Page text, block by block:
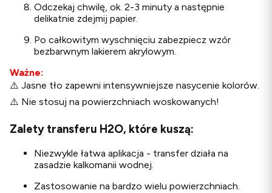
Odczekaj chwilę, ok. 2-3 minuty a następnie
delikatnie zdejmij papier.
Po całkowitym wyschnięciu zabezpiecz wzór
bezbarwnym lakierem akrylowym.
Ważne:
⚠️ Jasne tło zapewni intensywniejsze nasycenie kolorów.
⚠️ Nie stosuj na powierzchniach woskowanych!
Zalety transferu H2O, które kuszą:
Niezwykle łatwa aplikacja - transfer działa na
zasadzie kalkomanii wodnej.
Zastosowanie na bardzo wielu powierzchniach.